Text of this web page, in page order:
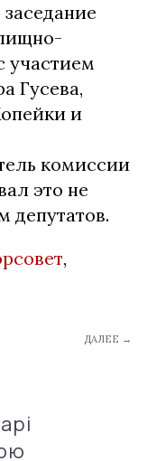
участием
Гусева,
и
комиссии
это не
депутатов.
,
ДАЛЕЕ →